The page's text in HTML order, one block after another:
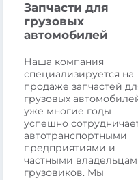
Запчасти для
грузовых
автомобилей
Наша компания
специализируется на
продаже запчастей
грузовых
уже многие годы
успешно
автотранспортными
предприятиями и
частными
грузовиков. Мы